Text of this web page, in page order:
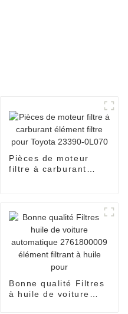
Pièces de moteur
filtre à carburant
Bonne qualité Filtres
à huile de voiture